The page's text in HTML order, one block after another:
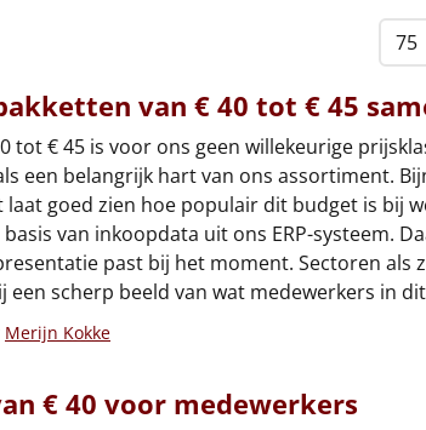
van € 40 tot € 45
tot € 45 is voor ons geen willekeurige
een belangrijk hart van ons assortiment.
laat goed zien hoe populair dit budget is bij
van inkoopdata uit ons ERP-systeem.
past bij het moment. Sectoren
een scherp beeld van wat medewerkers in
Merijn Kokke
€ 40 voor medewerkers